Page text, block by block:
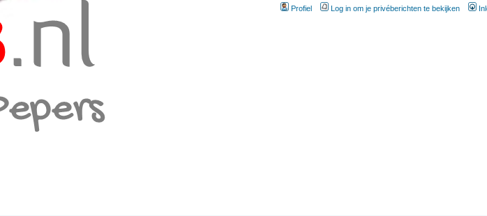
Profiel
Log in om je privéberichten te bekijken